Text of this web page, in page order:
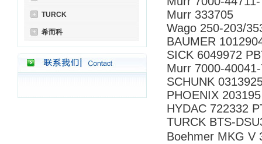
TURCK
希而科
Murr 333705
Wago 250-203/
BAUMER
SICK 6049972
Murr 7000-
SCHUNK
PHOENIX 203195
HYDAC 722332
TURCK BTS-
Boehmer MKG V